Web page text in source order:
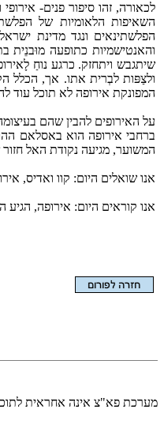
לכאורה, זהו סיפור פנים-
השאיפות הלאומיות של
הפלשתינאים ונגד מדינת
והאנטישמיות כתופעה
שיתגבש ויתחזק. כרגע נוחַ
ולצַפּות לבְרית אתו. אך, הכלל
המפונקת אירופה לא תוכל עוד
על האירופים להבין שהם
ברחבי אירופה הוא באסלאם
המשוער, מגיעה נקודת האל
אנו שואלים היום: קוו ואדיס,
אנו קוראים היום: אירופה, הגיע
מערכת פא"צ אינה אחראית